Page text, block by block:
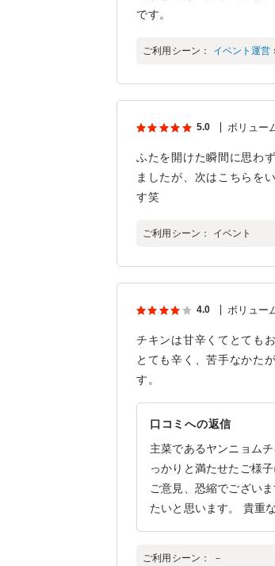
です。
ご利用シーン： イベント運営
5.0 ボリュー
ふたを開けた瞬間に思わ
ましたが、次はこちらを
す笑
ご利用シーン： イベント
4.0 ボリュー
チキンは甘辛くてとても
とても辛く、苦手なかた
す。
口コミへの返信
主菜であるヤンニョム
っかりと満たせたご様
ご意見、恐縮でござい
たいと思います。 貴重
ご利用シーン： －